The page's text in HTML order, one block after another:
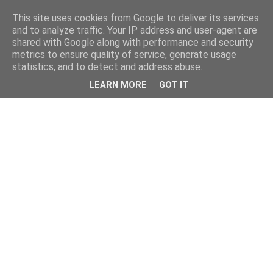
This site uses cookies from Google to deliver its services
and to analyze traffic. Your IP address and user-agent are
shared with Google along with performance and security
metrics to ensure quality of service, generate usage
statistics, and to detect and address abuse.
LEARN MORE GOT IT